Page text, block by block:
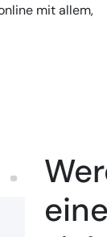
mit allem,